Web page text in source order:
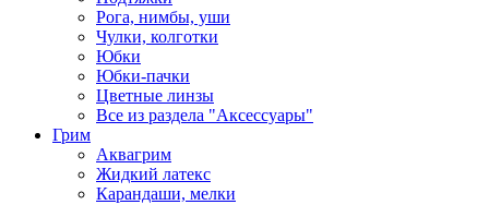
Рога, нимбы, уши
Чулки, колготки
Юбки
Юбки-пачки
Цветные линзы
Все из раздела "Аксессуары"
Грим
Аквагрим
Жидкий латекс
Карандаши, мелки